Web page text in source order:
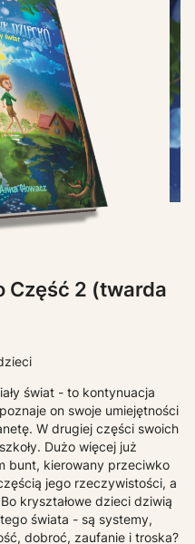
Część 2 (twarda
świat - to kontynuacja
on swoje umiejętności
W drugiej części swoich
Dużo więcej już
bunt, kierowany przeciwko
jego rzeczywistości, a
kryształowe dzieci dziwią
świata - są systemy,
dobroć, zaufanie i troska?